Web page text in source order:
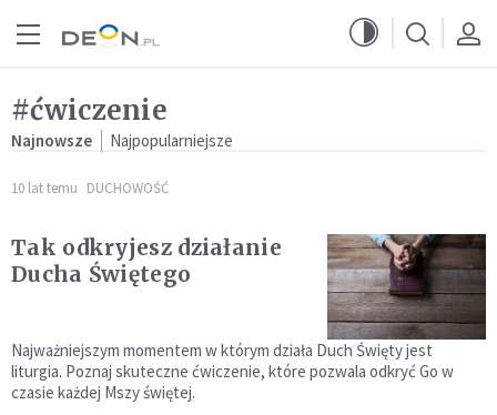
#ćwiczenie
Najnowsze Najpopularniejsze
10 lat temu DUCHOWOŚĆ
Tak odkryjesz działanie
Ducha Świętego
Najważniejszym momentem w którym działa Duch Święty jest
liturgia. Poznaj skuteczne ćwiczenie, które pozwala odkryć Go w
czasie każdej Mszy świętej.